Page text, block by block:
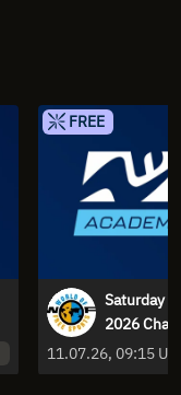
FREE
Saturday
2026
Academy11.07.26, 09:15 Uhr